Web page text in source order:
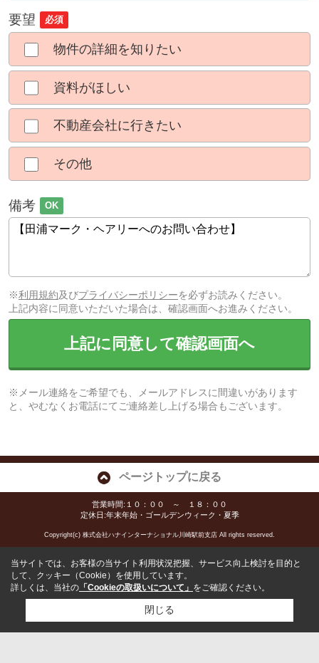
要望 必須
物件の詳細を知りたい
資料がほしい
不動産会社に行きたい
その他
備考 OK
※利用規約及びプライバシーポリシーを必ずお読みください。
上記内容に同意いただいた場合は、確認画面へお進みください。
上記に同意して確認画面へ
※メール連絡をご希望でも、メールアドレスに間違いがあります
と、やむなくお電話にてご連絡差し上げる場合もございます。
ページトップに戻る
営業時間:１０：００ ～ １８：００
定休日:年末年始・ゴールデンウィーク・夏季
Copyright(c) 株式会社ハナインターナショナル川崎駅前支店 All rights reserved.
当サイトでは、お客様の当サイト利用状況把握、サービス向上検討を目的と
して、クッキー（Cookie）を使用しています。
詳しくは、当社の 「Cookieの取扱いについて」 をご確認ください。
閉じる